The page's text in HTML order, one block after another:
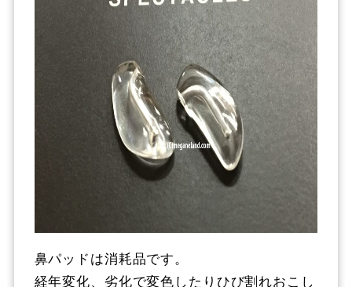
鼻パッドは消耗品です。
経年変化、劣化で変色したりひび割れおこし